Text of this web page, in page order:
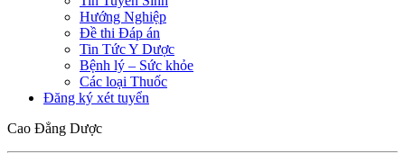
Hướng Nghiệp
Đề thi Đáp án
Tin Tức Y Dược
Bệnh lý – Sức khỏe
Các loại Thuốc
Đăng ký xét tuyển
Cao Đẳng Dược